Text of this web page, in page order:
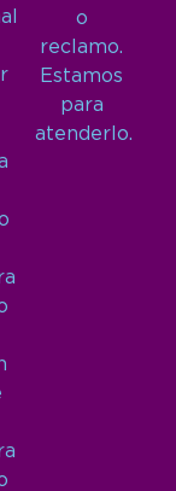
o
reclamo.
Estamos
para
atenderlo.